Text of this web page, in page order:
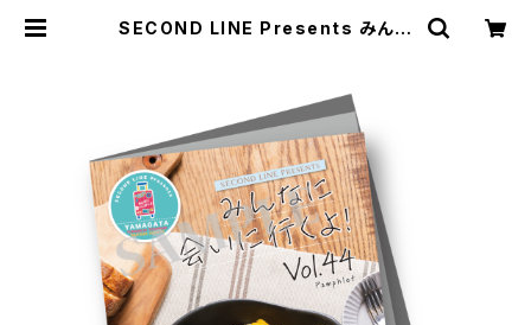
SECOND LINE Presents みんな